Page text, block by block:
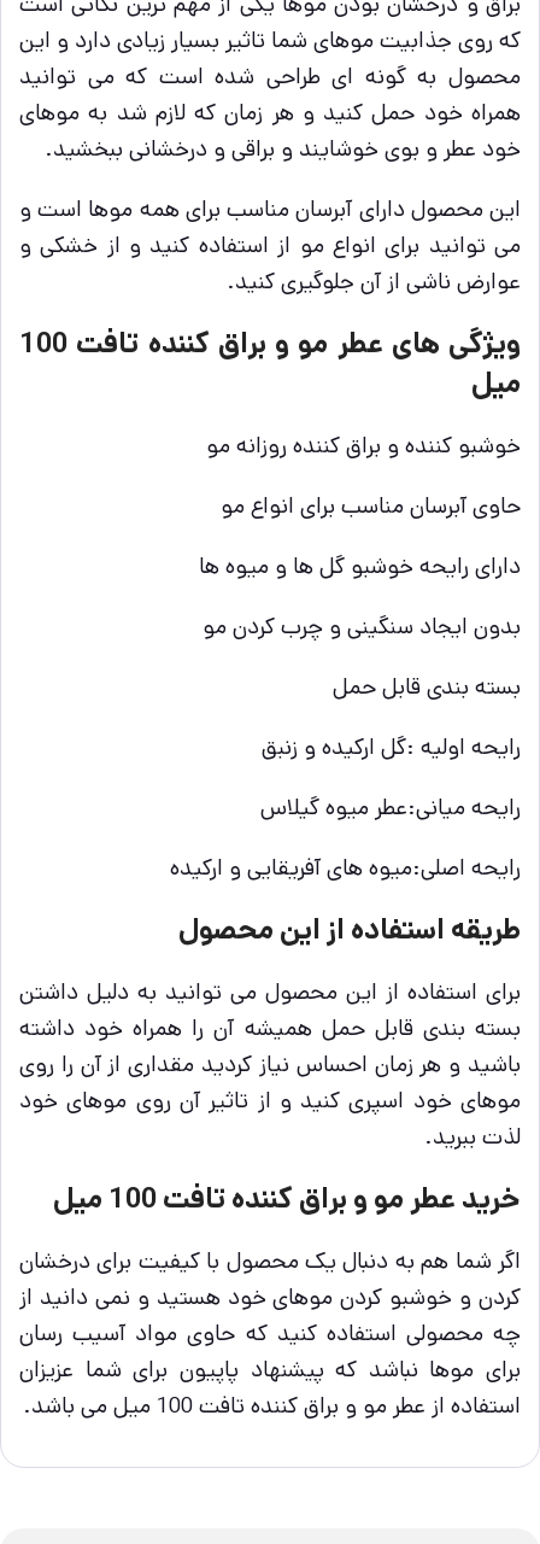
که روی جذابیت موهای شما تاثیر بسیار زیادی دارد و این
محصول به گونه ای طراحی شده است که می توانید
همراه خود حمل کنید و هر زمان که لازم شد به موهای
خود عطر و بوی خوشایند و براقی و درخشانی ببخشید.
این محصول دارای آبرسان مناسب برای همه موها است و
می توانید برای انواع مو از استفاده کنید و از خشکی و
عوارض ناشی از آن جلوگیری کنید.
ویژگی های عطر مو و براق کننده تافت 100
میل
خوشبو کننده و براق کننده روزانه مو
حاوی آبرسان مناسب برای انواع مو
دارای رایحه خوشبو گل ها و میوه ها
بدون ایجاد سنگینی و چرب کردن مو
بسته بندی قابل حمل
رایحه اولیه :گل ارکیده و زنبق
رایحه میانی:عطر میوه گیلاس
رایحه اصلی:میوه های آفریقایی و ارکیده
طریقه استفاده از این محصول
برای استفاده از این محصول می توانید به دلیل داشتن
بسته بندی قابل حمل همیشه آن را همراه خود داشته
باشید و هر زمان احساس نیاز کردید مقداری از آن را روی
موهای خود اسپری کنید و از تاثیر آن روی موهای خود
لذت ببرید.
خرید عطر مو و براق کننده تافت 100 میل
اگر شما هم به دنبال یک محصول با کیفیت برای درخشان
کردن و خوشبو کردن موهای خود هستید و نمی دانید از
چه محصولی استفاده کنید که حاوی مواد آسیب رسان
برای موها نباشد که پیشنهاد پاپیون برای شما عزیزان
استفاده از عطر مو و براق کننده تافت 100 میل می باشد.